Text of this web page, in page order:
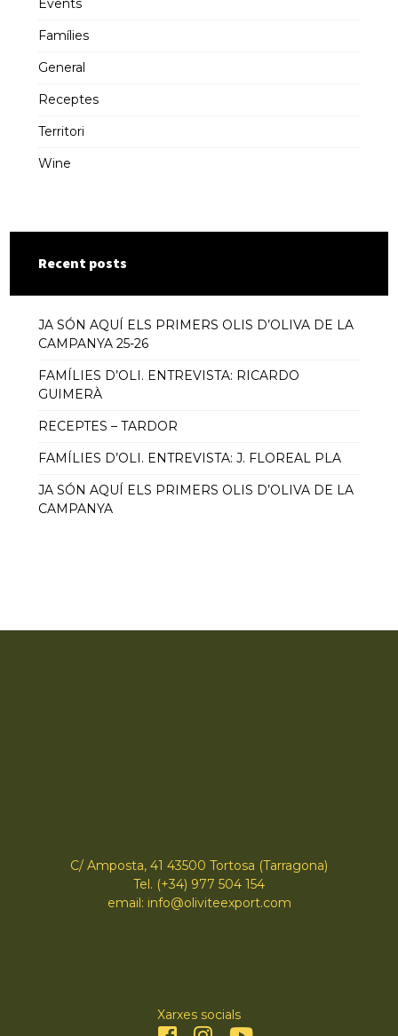
Events
Famílies
General
Receptes
Territori
Wine
Recent posts
JA SÓN AQUÍ ELS PRIMERS OLIS D’OLIVA DE LA
CAMPANYA 25-26
FAMÍLIES D’OLI. ENTREVISTA: RICARDO
GUIMERÀ
RECEPTES – TARDOR
FAMÍLIES D’OLI. ENTREVISTA: J. FLOREAL PLA
JA SÓN AQUÍ ELS PRIMERS OLIS D’OLIVA DE LA
CAMPANYA
C/ Amposta, 41 43500 Tortosa (Tarragona)
Tel. (+34) 977 504 154
email: info@oliviteexport.com
Xarxes socials